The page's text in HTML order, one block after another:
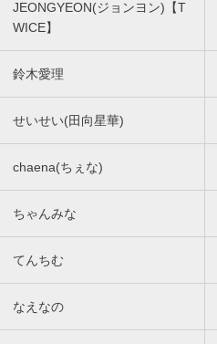
JEONGYEON(ジョンヨン)【T
WICE】
鈴木愛理
せいせい(田向星華)
chaena(ちぇな)
ちゃんみな
てんちむ
なえなの